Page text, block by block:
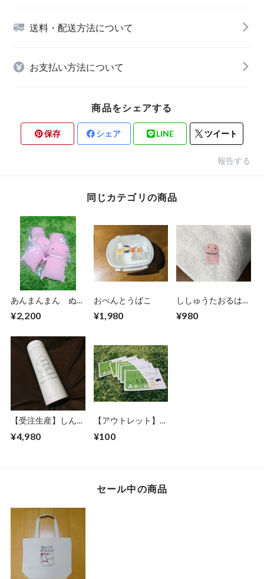
送料・配送方法について
お支払い方法について
商品をシェアする
保存 シェア LINE ツイート
報告する
同じカテゴリの商品
あんまんまん ぬい
ぐるみもちもちぱす
けーす
¥2,200
おべんとうばこ
¥1,980
ししゅうたおるはん
かち
¥980
【受注生産】しんく
¥4,980
【アウトレット】す
ゃまん
¥100
セール中の商品